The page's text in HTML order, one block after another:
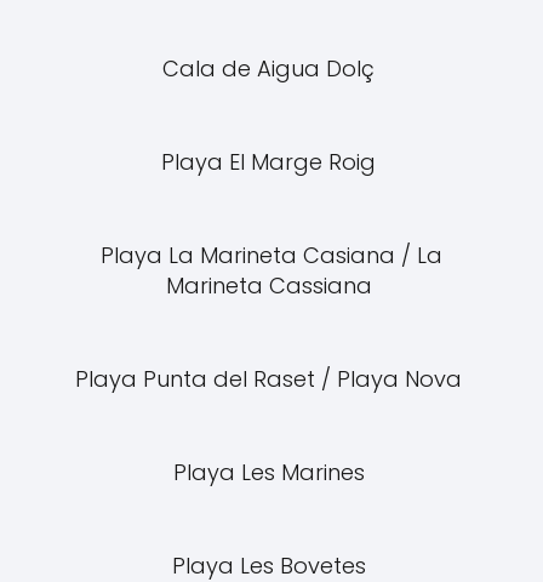
Cala de Aigua Dolç
Playa El Marge Roig
Playa La Marineta Casiana / La
Marineta Cassiana
Playa Punta del Raset / Playa Nova
Playa Les Marines
Playa Les Bovetes